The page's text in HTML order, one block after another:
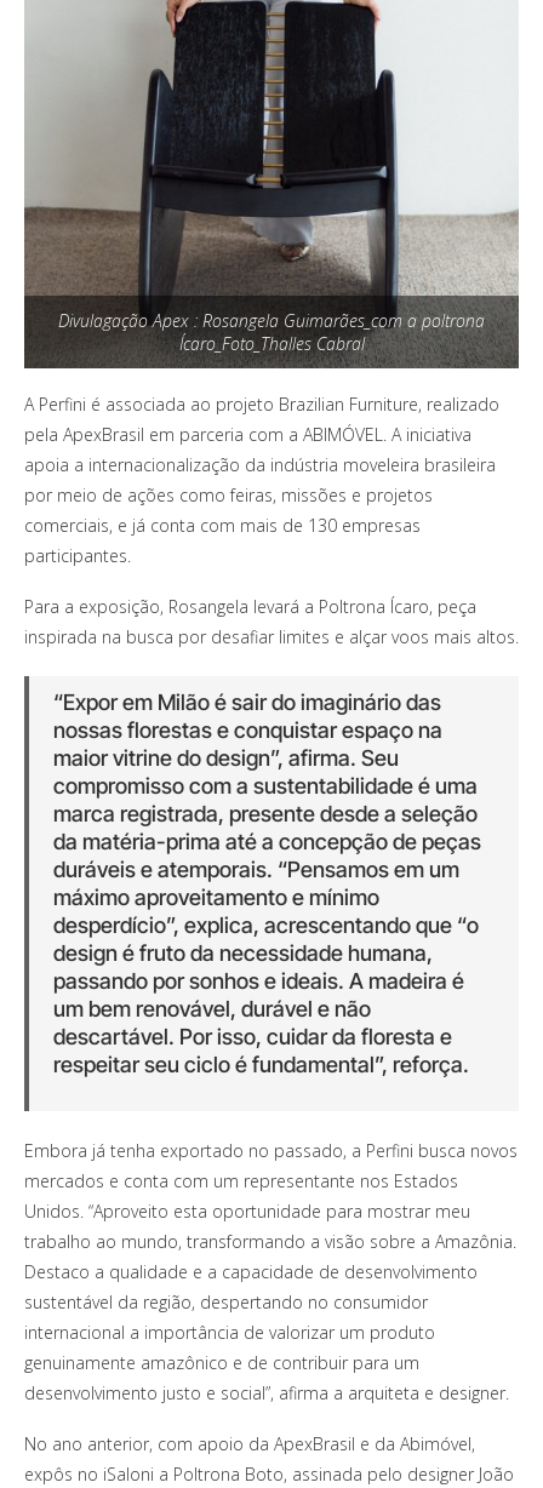
Divulagação Apex : Rosangela Guimarães_com a poltrona
Ícaro_Foto_Thalles Cabral
A Perfini é associada ao projeto Brazilian Furniture, realizado
pela ApexBrasil em parceria com a ABIMÓVEL. A iniciativa
apoia a internacionalização da indústria moveleira brasileira
por meio de ações como feiras, missões e projetos
comerciais, e já conta com mais de 130 empresas
participantes.
Para a exposição, Rosangela levará a Poltrona Ícaro, peça
inspirada na busca por desafiar limites e alçar voos mais altos.
“Expor em Milão é sair do imaginário das
nossas florestas e conquistar espaço na
maior vitrine do design”, afirma. Seu
compromisso com a sustentabilidade é uma
marca registrada, presente desde a seleção
da matéria-prima até a concepção de peças
duráveis e atemporais. “Pensamos em um
máximo aproveitamento e mínimo
desperdício”, explica, acrescentando que “o
design é fruto da necessidade humana,
passando por sonhos e ideais. A madeira é
um bem renovável, durável e não
descartável. Por isso, cuidar da floresta e
respeitar seu ciclo é fundamental”, reforça.
Embora já tenha exportado no passado, a Perfini busca novos
mercados e conta com um representante nos Estados
Unidos. “Aproveito esta oportunidade para mostrar meu
trabalho ao mundo, transformando a visão sobre a Amazônia.
Destaco a qualidade e a capacidade de desenvolvimento
sustentável da região, despertando no consumidor
internacional a importância de valorizar um produto
genuinamente amazônico e de contribuir para um
desenvolvimento justo e social”, afirma a arquiteta e designer.
No ano anterior, com apoio da ApexBrasil e da Abimóvel,
expôs no iSaloni a Poltrona Boto, assinada pelo designer João